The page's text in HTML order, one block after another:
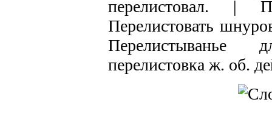
перелистовал. |
Перелистовать
Перелистыванье
перелистовка ж. об.